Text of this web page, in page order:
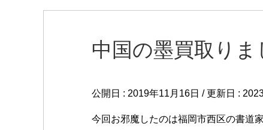
中国の墨買取り
公開日 : 2019年11月16日 / 更新日 :
今回お邪魔したのは福岡市西区の書道